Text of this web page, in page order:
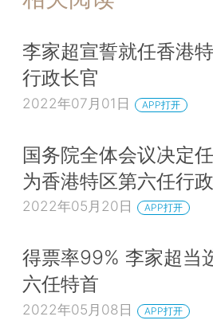
李家超宣誓就任香港
行政长官
2022年07月01日 APP打开
国务院全体会议决定
为香港特区第六任行
2022年05月20日 APP打开
得票率99% 李家超当
六任特首
2022年05月08日 APP打开